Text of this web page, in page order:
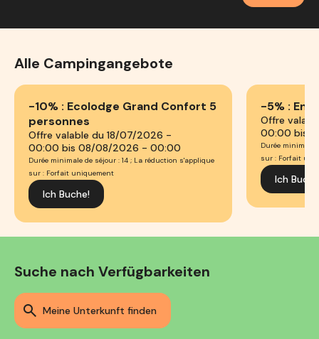
Alle Campingangebote
-10% : Ecolodge Grand Confort 5
personnes
Offre valable du 18/07/2026 -
00:00 bis 08/08/2026 - 00:00
Durée minimale de séjour : 14 ; La réduction s'applique
sur : Forfait uniquement
Ich Buche!
-5% : En
Offre
00:00 bis
Durée minimale
sur : Forfait
Ich
Suche nach Verfügbarkeiten
meine Unterkunft finden